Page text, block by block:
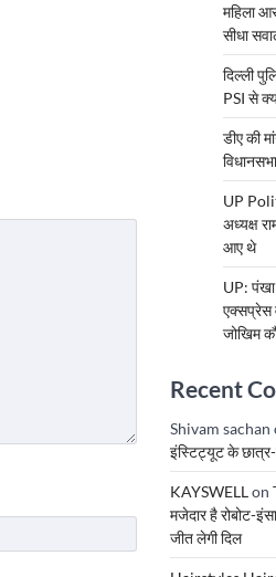
महिला
सीधा
दिल्ली
PSI से
डीए की
UP
अध्यक्ष
आए थे
UP:
जोखिम
Recent
Shivam sachan
इंस्टिट्यूट के
KAYSWELLon
मजेदार है रोबोट-
जीत लेगी दिल